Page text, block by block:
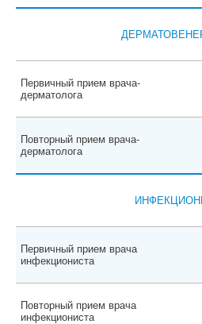
Первичный прием врача-
дерматолога
Повторный прием врача-
дерматолога
Первичный прием врача
инфекциониста
Повторный прием врача
инфекциониста